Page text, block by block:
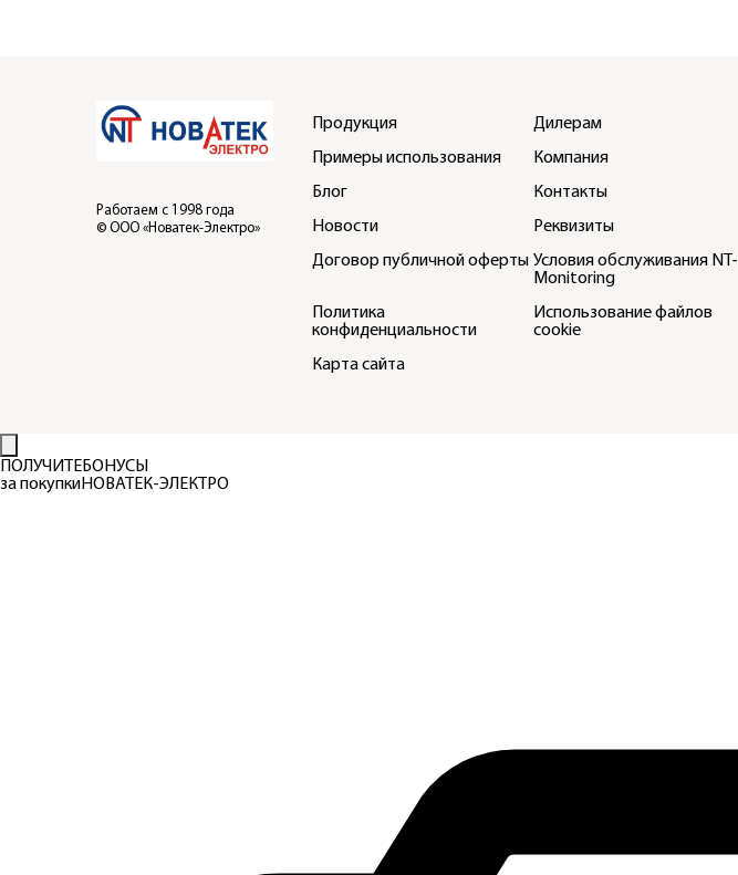
Работаем с 1998 года
© ООО «Новатек-Электро»
Продукция
Дилерам
Примеры использования
Компания
Блог
Контакты
Новости
Реквизиты
Договор публичной оферты Условия обслуживания NT-
Monitoring
Политика
конфиденциальности
Использование файлов
cookie
Карта сайта
ПОЛУЧИТЕБОНУСЫ
за покупкиНОВАТЕК-ЭЛЕКТРО